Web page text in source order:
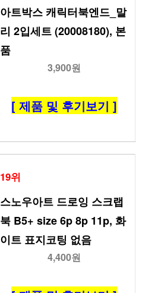
아트박스 캐릭터북엔드_말
리 2입세트 (20008180), 본
품
3,900원
[ 제품 및 후기보기 ]
19위
스노우아트 드로잉 스크랩
북 B5+ size 6p 8p 11p, 화
이트 표지코팅 없음
4,400원